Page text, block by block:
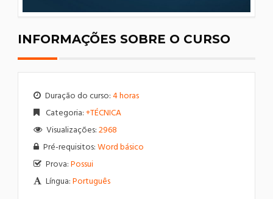
INFORMAÇÕES SOBRE O CURSO
Duração do curso:4 horas
Categoria:+TÉCNICA
Visualizações:2968
Pré-requisitos:Word básico
Prova:Possui
Língua:Português